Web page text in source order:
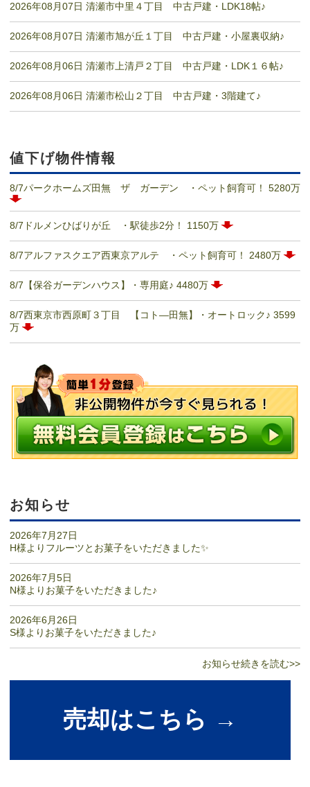
2026年08月07日 清瀬市中里４丁目 中古戸建・LDK18帖♪
2026年08月07日 清瀬市旭が丘１丁目 中古戸建・小屋裏収納♪
2026年08月06日 清瀬市上清戸２丁目 中古戸建・LDK１６帖♪
2026年08月06日 清瀬市松山２丁目 中古戸建・3階建て♪
値下げ物件情報
8/7パークホームズ田無 ザ ガーデン ・ペット飼育可！ 5280万
8/7ドルメンひばりが丘 ・駅徒歩2分！ 1150万
8/7アルファスクエア⻄東京アルテ ・ペット飼育可！ 2480万
8/7【保谷ガーデンハウス】・専用庭♪ 4480万
8/7西東京市西原町３丁目 【コト―田無】・オートロック♪ 3599
万
お知らせ
2026年7月27日
H様よりフルーツとお菓子をいただきました✨
2026年7月5日
N様よりお菓子をいただきました♪
2026年6月26日
S様よりお菓子をいただきました♪
お知らせ続きを読む>>
売却はこちら